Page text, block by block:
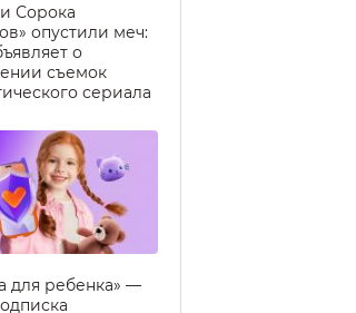
Сорока
опустили меч:
о
съемок
сериала
для ребенка» —